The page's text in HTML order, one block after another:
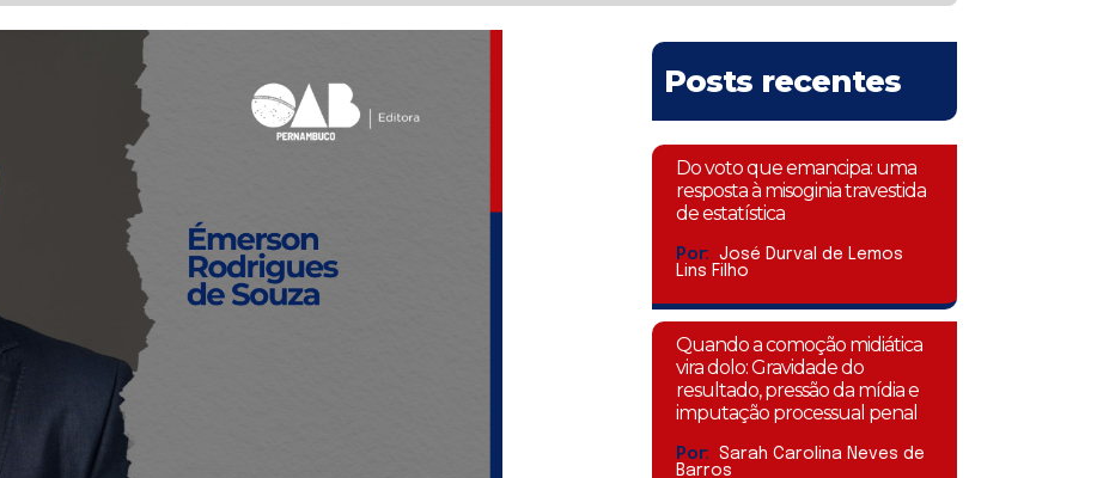
Posts recentes
Do voto que emancipa: uma
resposta à misoginia travestida
de estatística
Por:
José Durval de Lemos
Lins Filho
Quando a comoção midiática
vira dolo: Gravidade do
resultado, pressão da mídia e
imputação processual penal
Por:
Sarah Carolina Neves de
Barros